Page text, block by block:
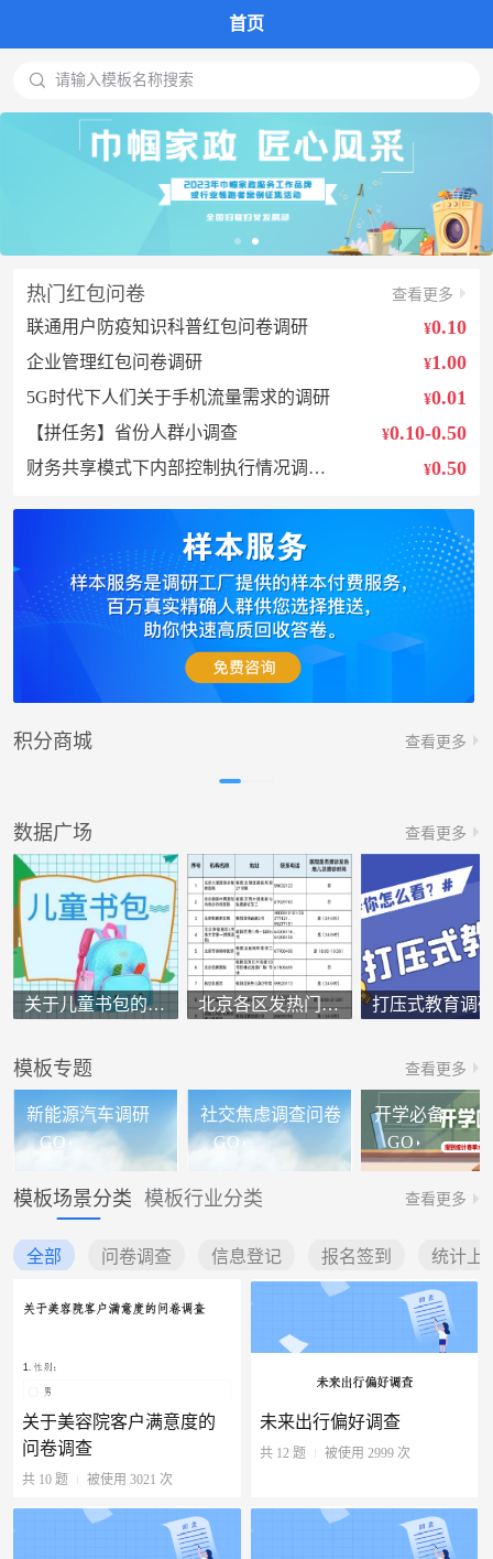
首页
 请输入模板名称搜索
热门红包问卷 查看更多
联通用户防疫知识科普红包问卷调研 ¥0.10
企业管理红包问卷 调研 ¥1.00
5G时代下人们关于手机流量需求的调研 ¥0.01
【拼任务】省份人群小调查 ¥0.10-0.50
财务共享模式下内部控制执行情况调查问卷 ¥0.50
积分商城 查看更多
数据广场 查看更多
关于儿童书包的调查问卷 北京各区发热门诊名单 打压式教育调
模板专题 查看更多
新能源汽车调研
GO
社交焦虑调查问卷
GO
开学必备
GO
模板场景分类 模板行业分类 查看更多
全部 问卷调查 信息登记 报名签到 统计上
关于美容院客户满意度的
问卷调查
共 10 题 被使用 3021 次
未来出行偏好调查
共 12 题 被使用 2999 次